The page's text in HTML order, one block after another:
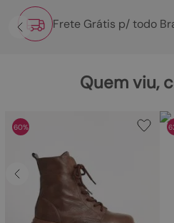
Frete Grátis p/ todo
Quem viu,
60%